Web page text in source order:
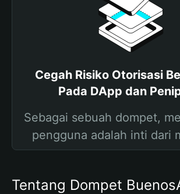
Cegah Risiko Otorisasi
Pada DApp dan
Sebagai sebuah dompet,
pengguna adalah inti dari
Tentang Dompet